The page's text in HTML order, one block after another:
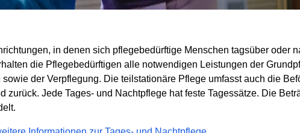
in denen sich pflegebedürftige Menschen tagsüber oder
die Pflegebedürftigen alle notwendigen Leistungen der
der Verpflegung. Die teilstationäre Pflege umfasst auch die
Jede Tages- und Nachtpflege hat feste Tagessätze. Die